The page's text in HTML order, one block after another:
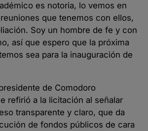
es notoria, lo vemos en
que tenemos con ellos,
Soy un hombre de fe y con
así que espero que la próxima
sea para la inauguración de
de Comodoro
refirió a la licitación al señalar
transparente y claro, que da
de fondos públicos de cara